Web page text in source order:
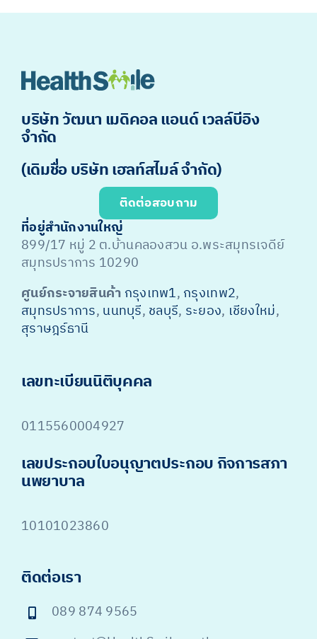
บริษัท วัฒนา เมดิคอล แอนด์ เวลล์บีอิง
จำกัด
(เดิมชื่อ บริษัท เฮลท์สไมล์ จำกัด)
ติดต่อสอบถาม
ที่อยู่สำนักงานใหญ่
899/17 หมู่ 2 ต.บ้านคลองสวน อ.พระสมุทรเจดีย์
สมุทรปราการ 10290
ศูนย์กระจายสินค้า กรุงเทพ1, กรุงเทพ2,
สมุทรปราการ, นนทบุรี, ชลบุรี, ระยอง, เชียงใหม่,
สุราษฎร์ธานี
เลขทะเบียนนิติบุคคล
0115560004927
เลขประกอบใบอนุญาตประกอบ กิจการสภา
นพยาบาล
10101023860
ติดต่อเรา
089 874 9565